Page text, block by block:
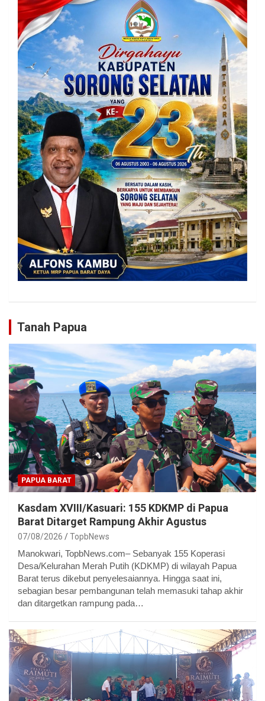
Tanah Papua
PAPUA BARAT
Kasdam XVIII/Kasuari: 155 KDKMP di Papua
Barat Ditarget Rampung Akhir Agustus
07/08/2026 TopbNews
Manokwari, TopbNews.com– Sebanyak 155 Koperasi
Desa/Kelurahan Merah Putih (KDKMP) di wilayah Papua
Barat terus dikebut penyelesaiannya. Hingga saat ini,
sebagian besar pembangunan telah memasuki tahap akhir
dan ditargetkan rampung pada…